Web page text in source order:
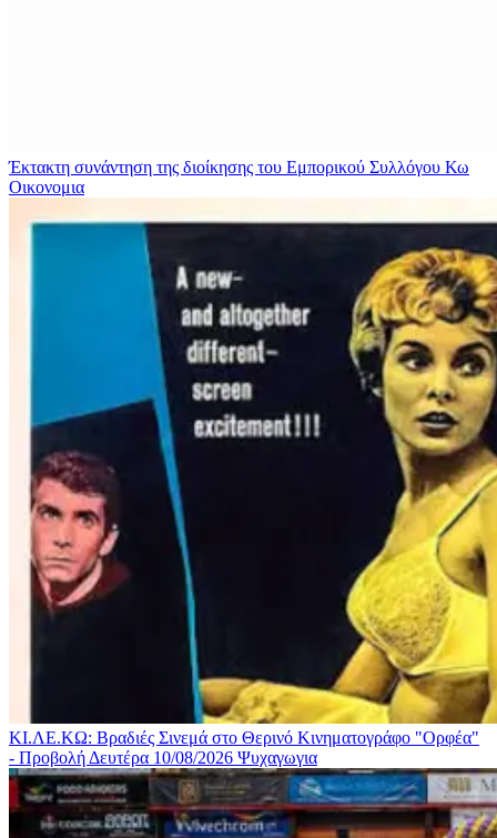
Έκτακτη συνάντηση της διοίκησης του Εμπορικού Συλλόγου Κω
Οικονομια
ΚΙ.ΛΕ.ΚΩ: Βραδιές Σινεμά στο Θερινό Κινηματογράφο "Ορφέα"
- Προβολή Δευτέρα 10/08/2026 Ψυχαγωγια